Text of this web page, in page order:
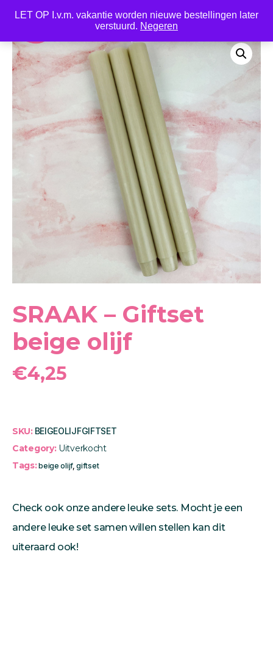
LET OP I.v.m. vakantie worden nieuwe bestellingen later
verstuurd. Negeren
SRAAK – Giftset
beige olijf
€4,25
SKU: BEIGEOLIJFGIFTSET
Category: Uitverkocht
Tags:beige olijf,giftset
Check ook onze andere leuke sets. Mocht je een
andere leuke set samen willen stellen kan dit
uiteraard ook!